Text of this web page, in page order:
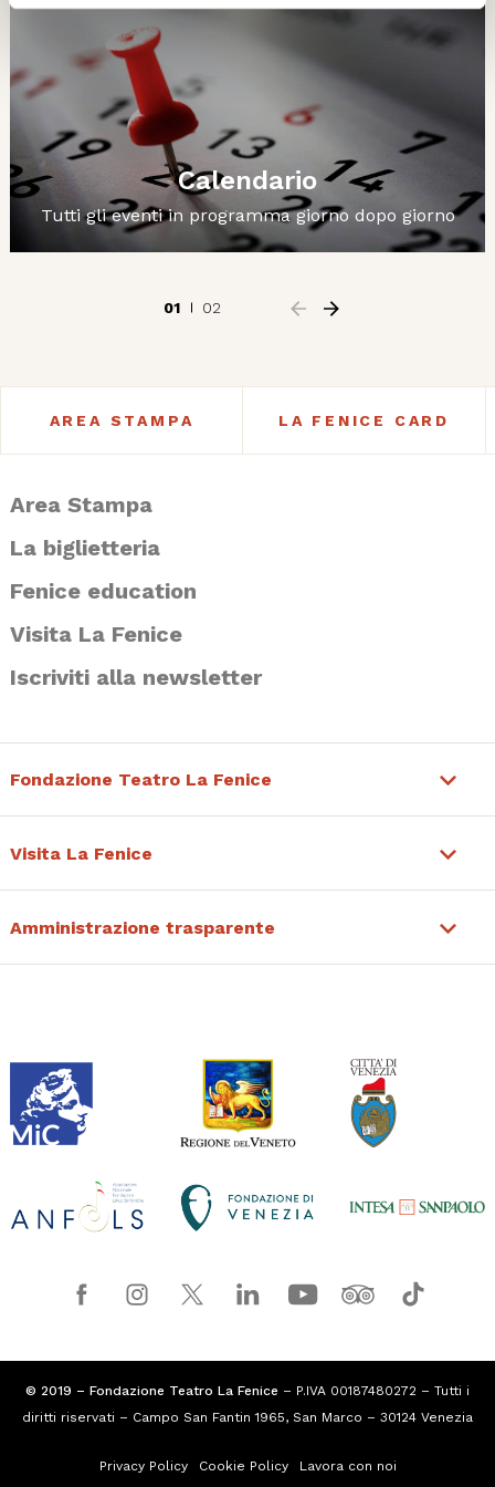
Calendario
Tutti gli eventi in programma giorno dopo giorno
01 02
AREA STAMPA LA FENICE CARD
Area Stampa
La biglietteria
Fenice education
Visita La Fenice
Iscriviti alla newsletter
Fondazione Teatro La Fenice
Visita La Fenice
Amministrazione trasparente
© 2019 – Fondazione Teatro La Fenice – P.IVA 00187480272 – Tutti i
diritti riservati – Campo San Fantin 1965, San Marco – 30124 Venezia
Privacy Policy Cookie Policy
Lavora con noi